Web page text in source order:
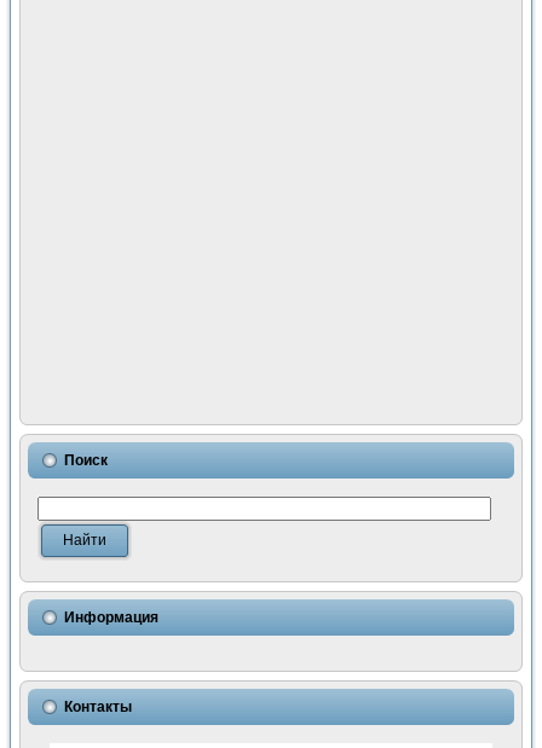
Поиск
Информация
Контакты